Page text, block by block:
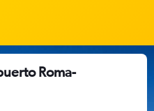
Roma-